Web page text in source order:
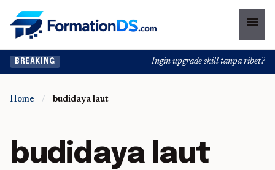
menu
BREAKING Ingin upgrade skill tanpa ribet?
Home / budidaya laut
budidaya laut